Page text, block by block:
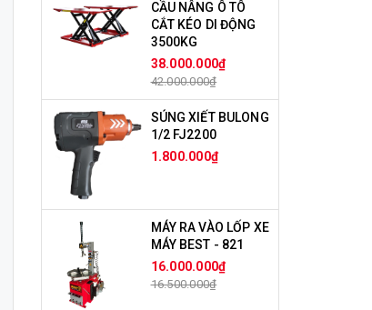
CẦU NÂNG Ô TÔ
CẮT KÉO DI ĐỘNG
3500KG
38.000.000₫
42.000.000₫
SÚNG XIẾT BULONG
1/2 FJ2200
1.800.000₫
MÁY RA VÀO LỐP XE
MÁY BEST - 821
16.000.000₫
16.500.000₫